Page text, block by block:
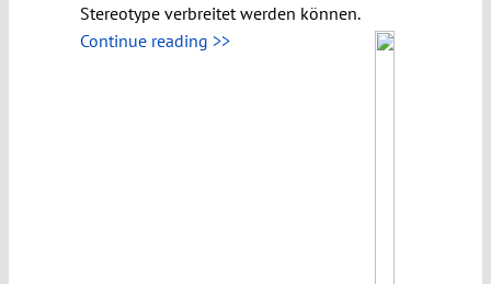
Stereotype verbreitet werden können.
Continue reading >>